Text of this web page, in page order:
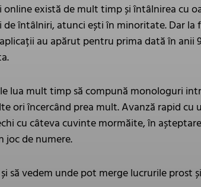
există de mult timp și întâlnirea cu
întâlniri, atunci ești în minoritate. Dar la
au apărut pentru prima dată în anii
lua mult timp să compună monologuri
ori încercând prea mult. Avanză rapid
cu câteva cuvinte mormăite, în
joc de numere.
să vedem unde pot merge lucrurile prost